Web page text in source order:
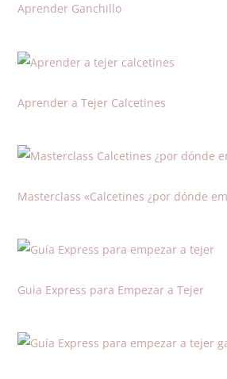
Aprender Ganchillo
Aprender a Tejer Calcetines
Masterclass «Calcetines ¿por dónde
Guia Express para Empezar a Tejer